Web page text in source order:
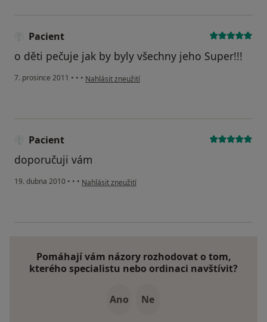
Pacient
o děti pečuje jak by byly všechny jeho Super!!!
7. prosince 2011 • • • podle názoru uživatele Pacient
Nahlásit zneužití
Pacient
doporučuji vám
19. dubna 2010 • • • podle názoru uživatele Pacient
Nahlásit zneužití
Pomáhají vám názory rozhodovat o tom,
kterého specialistu nebo ordinaci navštívit?
Ano Ne